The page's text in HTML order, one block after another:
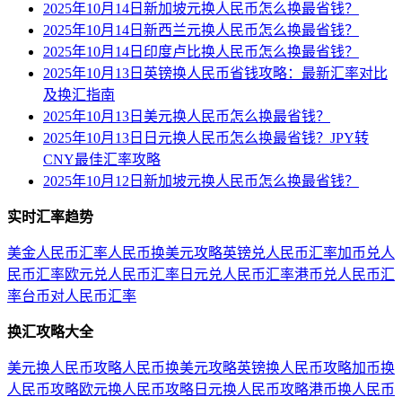
2025年10月14日新加坡元换人民币怎么换最省钱？
2025年10月14日新西兰元换人民币怎么换最省钱？
2025年10月14日印度卢比换人民币怎么换最省钱？
2025年10月13日英镑换人民币省钱攻略：最新汇率对比
及换汇指南
2025年10月13日美元换人民币怎么换最省钱？
2025年10月13日日元换人民币怎么换最省钱？JPY转
CNY最佳汇率攻略
2025年10月12日新加坡元换人民币怎么换最省钱？
实时汇率趋势
美金人民币汇率人民币换美元攻略英镑兑人民币汇率加币兑人
民币汇率欧元兑人民币汇率 日元兑人民币汇率港币兑人民币汇
率台币对人民币汇率
换汇攻略大全
美元换人民币攻略人民币换美元攻略英镑换人民币攻略加币换
人民币攻略欧元换人民币攻略 日元换人民币攻略港币换人民币